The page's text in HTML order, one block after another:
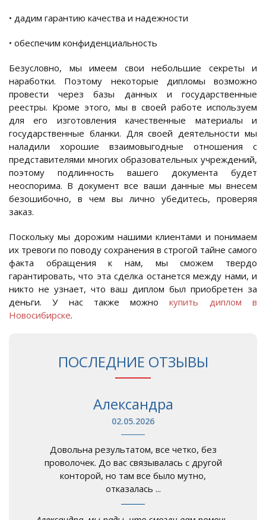
• дадим гарантию качества и надежности
• обеспечим конфиденциальность
Безусловно, мы имеем свои небольшие секреты и
наработки. Поэтому некоторые дипломы возможно
провести через базы данных и государственные
реестры. Кроме этого, мы в своей работе используем
для его изготовления качественные материалы и
государственные бланки. Для своей деятельности мы
наладили хорошие взаимовыгодные отношения с
представителями многих образовательных учреждений,
поэтому подлинность вашего документа будет
неоспорима. В документ все ваши данные мы внесем
безошибочно, в чем вы лично убедитесь, проверяя
заказ.
Поскольку мы дорожим нашими клиентами и понимаем
их тревоги по поводу сохранения в строгой тайне самого
факта обращения к нам, мы сможем твердо
гарантировать, что эта сделка останется между нами, и
никто не узнает, что ваш диплом был приобретен за
деньги. У нас также можнокупить диплом в
Новосибирске.
ПОСЛЕДНИЕ ОТЗЫВЫ
Александра
02.05.2026
Довольна результатом, все четко, без
проволочек. До вас связывалась с другой
конторой, но там все было мутно,
отказалась ...